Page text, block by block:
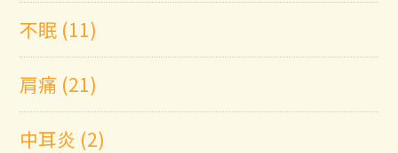
不眠 (11)
肩痛 (21)
中耳炎 (2)